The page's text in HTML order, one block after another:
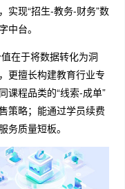
实现“招生-教务-财务”数
中台。
在于将数据转化为洞
更擅长构建教育行业专
课程品类的“线索-成单”
策略；能通过学员续费
务质量短板。